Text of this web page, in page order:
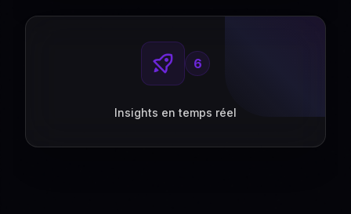
6
Insights en temps réel